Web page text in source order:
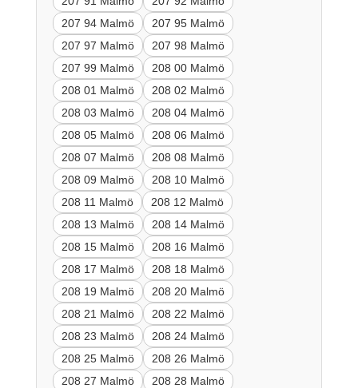
207 94 Malmö
207 95 Malmö
207 97 Malmö
207 98 Malmö
207 99 Malmö
208 00 Malmö
208 01 Malmö
208 02 Malmö
208 03 Malmö
208 04 Malmö
208 05 Malmö
208 06 Malmö
208 07 Malmö
208 08 Malmö
208 09 Malmö
208 10 Malmö
208 11 Malmö
208 12 Malmö
208 13 Malmö
208 14 Malmö
208 15 Malmö
208 16 Malmö
208 17 Malmö
208 18 Malmö
208 19 Malmö
208 20 Malmö
208 21 Malmö
208 22 Malmö
208 23 Malmö
208 24 Malmö
208 25 Malmö
208 26 Malmö
208 27 Malmö
208 28 Malmö